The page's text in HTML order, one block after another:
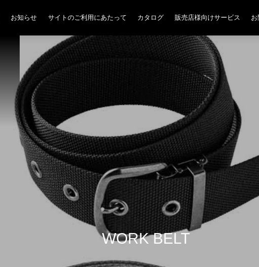
お知らせ サイトのご利用にあたって カタログ 販売店様向けサービス
WORK BELT